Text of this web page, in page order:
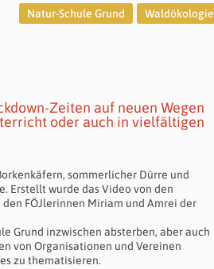
Natur-Schule Grund
Waldökologie
Zeiten auf neuen Wegen
oder auch in vielfältigen
sommerlicher Dürre und
Erstellt wurde das Video von den
FÖJlerinnen Miriam und Amrei der
Grund inzwischen absterben, aber auch
von Organisationen und Vereinen
zu thematisieren.